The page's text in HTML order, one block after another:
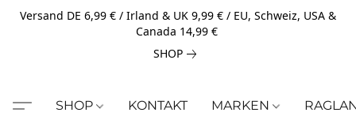
Versand DE 6,99 € / Irland & UK 9,99 € / EU, Schweiz, USA &
Canada 14,99 €
SHOP
SHOP KONTAKT MARKEN